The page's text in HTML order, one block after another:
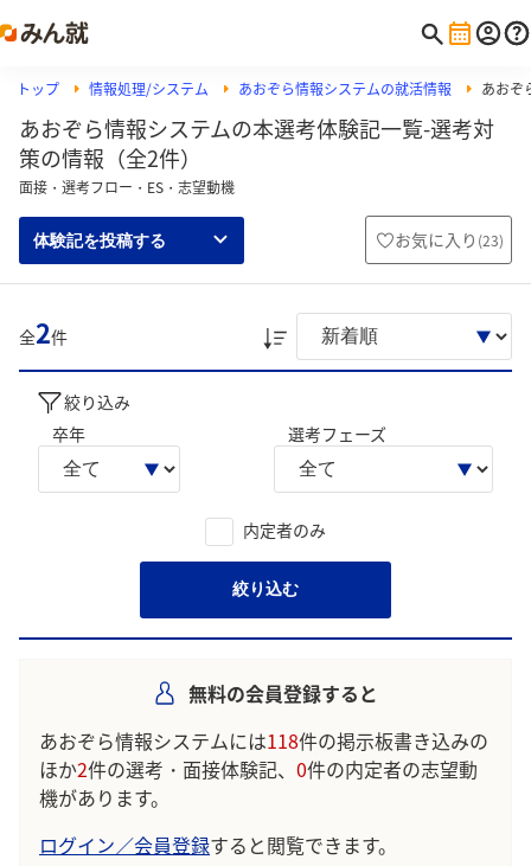
トップ 情報処理/システム あおぞら情報システムの就活情報 あおぞ
あおぞら情報システムの本選考体験記一覧-選考対
策の情報（全2件）
面接・選考フロー・ES・志望動機
体験記を投稿する お気に入り (23)
全2件
絞り込み
卒年
選考フェーズ
内定者のみ
絞り込む
無料の会員登録すると
あおぞら情報システムには118件の掲示板書き込みの
ほか2件の選考・面接体験記、 0件の内定者の志望動
機があります。
ログイン／会員登録すると閲覧できます。